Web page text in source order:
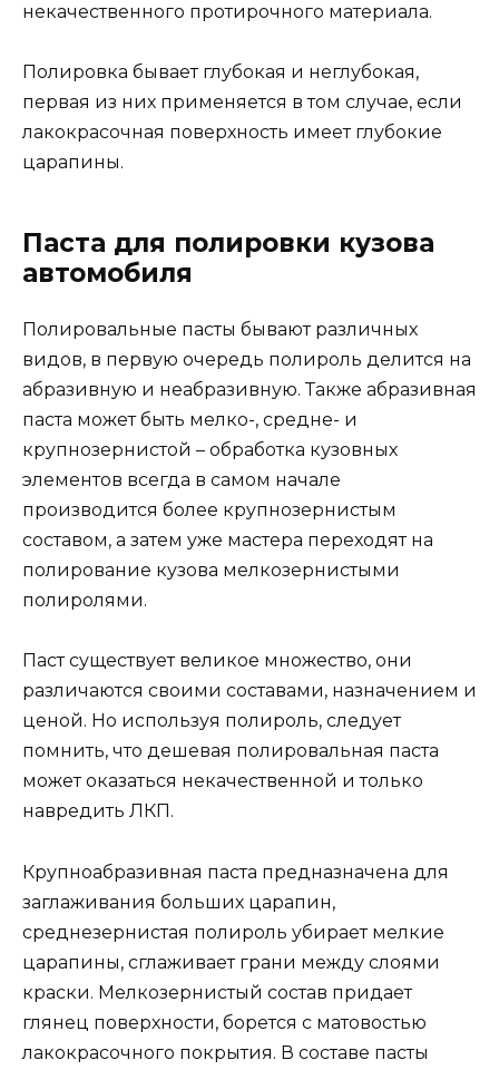
некачественного протирочного материала.
Полировка бывает глубокая и неглубокая,
первая из них применяется в том случае, если
лакокрасочная поверхность имеет глубокие
царапины.
Паста для полировки кузова
автомобиля
Полировальные пасты бывают различных
видов, в первую очередь полироль делится на
абразивную и неабразивную. Также абразивная
паста может быть мелко-, средне- и
крупнозернистой – обработка кузовных
элементов всегда в самом начале
производится более крупнозернистым
составом, а затем уже мастера переходят на
полирование кузова мелкозернистыми
полиролями.
Паст существует великое множество, они
различаются своими составами, назначением и
ценой. Но используя полироль, следует
помнить, что дешевая полировальная паста
может оказаться некачественной и только
навредить ЛКП.
Крупноабразивная паста предназначена для
заглаживания больших царапин,
среднезернистая полироль убирает мелкие
царапины, сглаживает грани между слоями
краски. Мелкозернистый состав придает
глянец поверхности, борется с матовостью
лакокрасочного покрытия. В составе пасты